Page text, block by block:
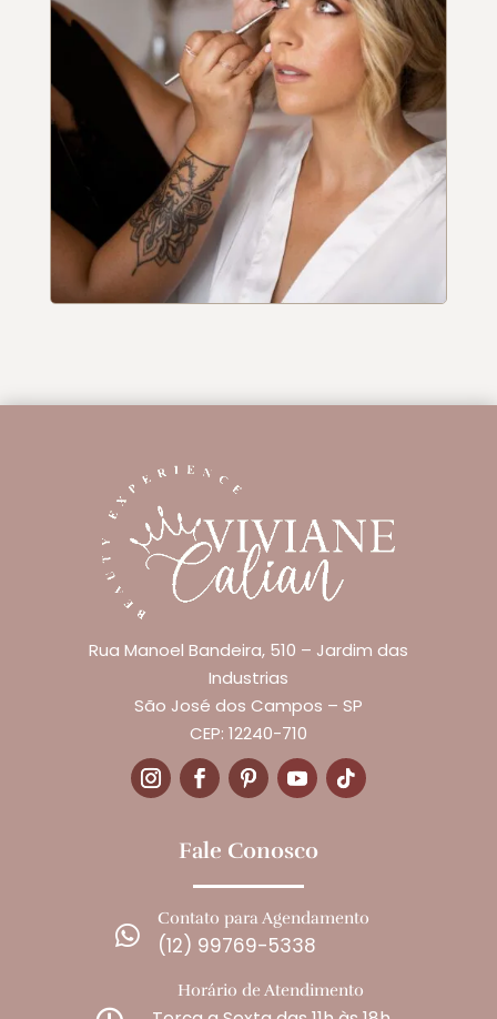
Rua Manoel Bandeira, 510 – Jardim das
Industrias
São José dos Campos – SP
CEP: 12240-710
Fale Conosco

Contato para Agendamento
(12) 99769-5338
Horário de Atendimento